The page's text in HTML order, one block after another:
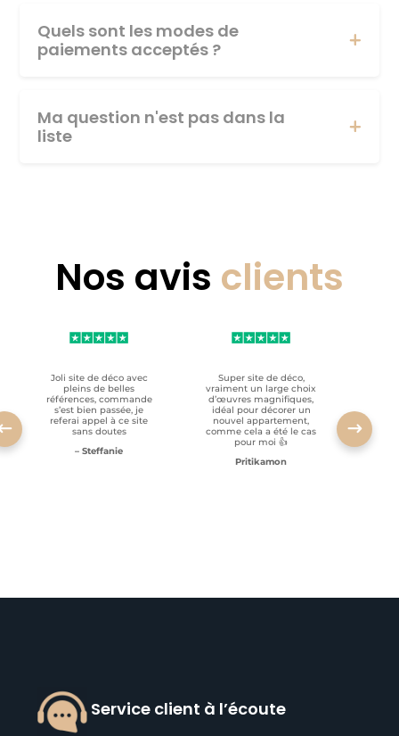
Quels sont les modes de
paiements acceptés ?
Ma question n'est pas dans la
liste
Nos avis clients
Joli site de déco avec
pleins de belles
références, commande
s’est bien passée, je
referai appel à ce site
sans doutes
– Steffanie
Super site de déco,
vraiment un large choix
d’œuvres magnifiques,
idéal pour décorer un
nouvel appartement,
comme cela a été le cas
pour moi 👍
Pritikamon
Service client à l’écoute